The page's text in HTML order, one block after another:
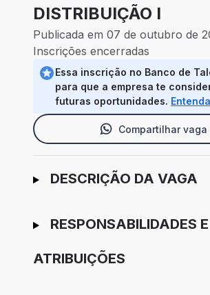
DISTRIBUIÇÃO I
Publicada em 07 de outubro de
Inscrições encerradas
Essa inscrição no Banco de
para que a empresa te
futuras oportunidades.
Compartilhar vaga
Ir para candidatura
DESCRIÇÃO DA VAGA
RESPONSABILIDADES E
ATRIBUIÇÕES